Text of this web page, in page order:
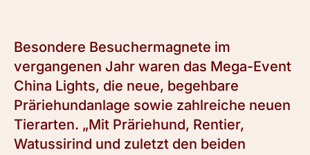
Besondere Besuchermagnete im
vergangenen Jahr waren das Mega-Event
China Lights, die neue, begehbare
Präriehundanlage sowie zahlreiche neuen
Tierarten. „Mit Präriehund, Rentier,
Watussirind und zuletzt den beiden